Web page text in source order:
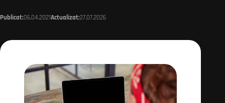
Publicat:06.04.2021Actualizat:27.07.2026